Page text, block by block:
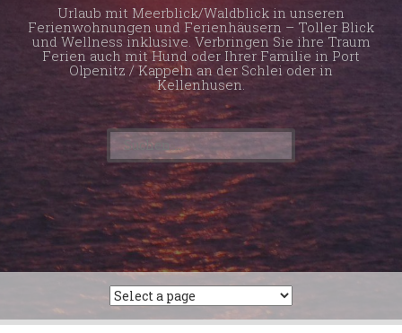
Urlaub mit Meerblick/Waldblick in unseren
Ferienwohnungen und Ferienhäusern – Toller Blick
und Wellness inklusive. Verbringen Sie ihre Traum
Ferien auch mit Hund oder Ihrer Familie in Port
Olpenitz / Kappeln an der Schlei oder in
Kellenhusen.
Suchen
nach: